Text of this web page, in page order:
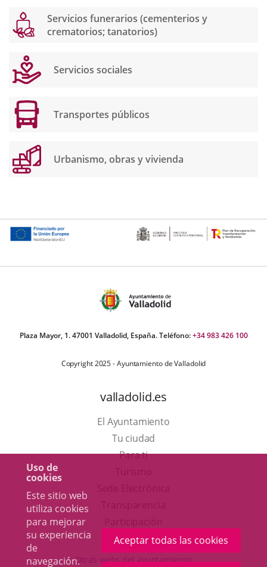
Uso de
cookies
Este sitio web
utiliza cookies
para mejorar
su experiencia
de
navegación.
Aceptar todas las cookies
Servicios funerarios (cementerios y
crematorios; tanatorios)
Servicios sociales
Transportes públicos
Urbanismo, obras y vivienda
Plaza Mayor, 1. 47001 Valladolid, España. Teléfono:+34 983 426 100
Copyright 2025 - Ayuntamiento de Valladolid
valladolid.es
El Ayuntamiento
Tu ciudad
Para ti
en
una
aplicación
externa.
Otras webs del ayuntamiento